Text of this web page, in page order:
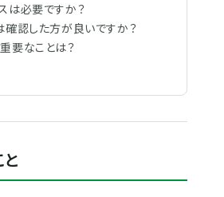
は必要ですか？
確認した方が良いですか？
要なことは？